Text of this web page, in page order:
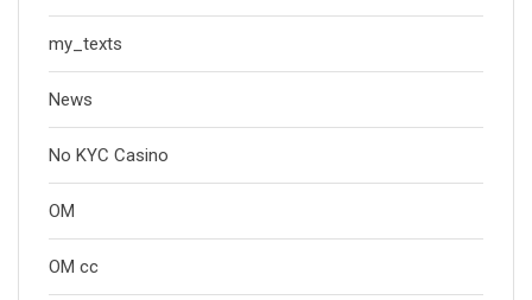
my_texts
News
No KYC Casino
OM
OM cc